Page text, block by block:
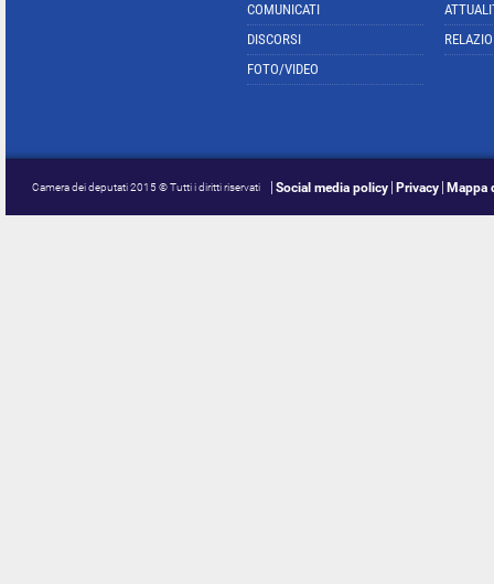
COMUNICATI
DISCORSI
FOTO/VIDEO
Camera dei deputati 2015 © Tutti i diritti riservati Social media policy Privacy Mappa